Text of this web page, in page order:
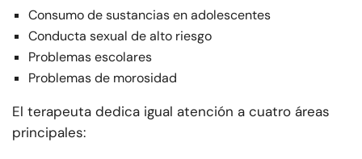
Consumo de sustancias en adolescentes
Conducta sexual de alto riesgo
Problemas escolares
Problemas de morosidad
El terapeuta dedica igual atención a cuatro áreas
principales: